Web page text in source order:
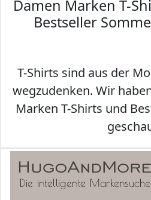
Damen Marken T-
Bestseller
T-Shirts sind aus der
wegzudenken. Wir
Marken T-Shirts und